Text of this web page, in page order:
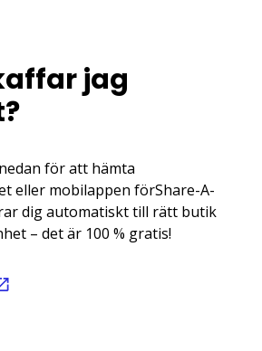
jag
för att hämta
eller mobilappen förShare-A-
dig automatiskt till rätt butik
– det är 100 % gratis!